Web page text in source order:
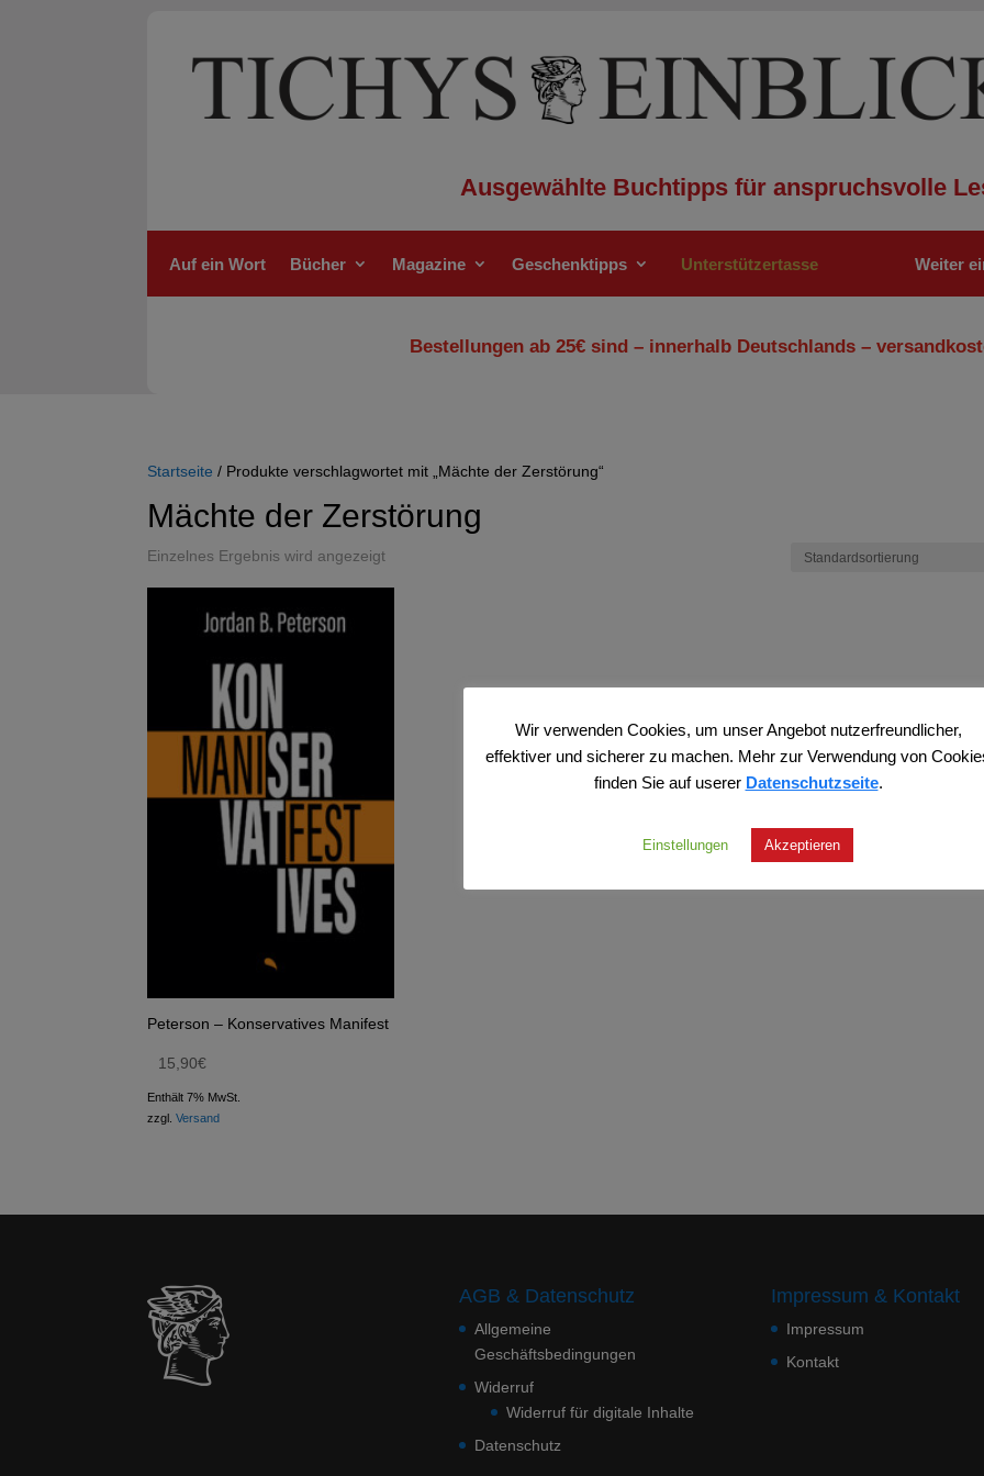
Ausgewählte Buchtipps für anspruchsvolle
Auf ein Wort Bücher Magazine Geschenktipps Unterstützertasse Weiter
Bestellungen ab 25€ sind – innerhalb Deutschlands –
Startseite / Produkte verschlagwortet mit „Mächte der Zerstörung“
Mächte der Zerstörung
Einzelnes Ergebnis wird angezeigt
Peterson – Konservatives Manifest
15,90€
Enthält 7% MwSt.
zzgl.Versand
AGB & Datenschutz
Allgemeine
Geschäftsbedingungen
Widerruf
Widerruf für digitale Inhalte
Datenschutz
Impressum & Kontakt
Impressum
Kontakt
Wir verwenden Cookies, um unser Angebot nutzerfreundlicher,
effektiver und sicherer zu machen. Mehr zur Verwendung von
finden Sie auf userer Datenschutzseite.
Einstellungen Akzeptieren